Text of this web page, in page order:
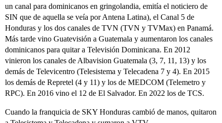
un canal para dominicanos en gringolandia, emitía el noticiero de
SIN que de aquella se veía por Antena Latina), el Canal 5 de
Honduras y los dos canales de TVN (TVN y TVMax) en Panamá.
Más tarde vino Guatevisión a Guatemala y aumentaron los canales
dominicanos para quitar a Televisión Dominicana. En 2012
vinieron los canales de Albavision Guatemala (3, 7, 11, 13) y los
demás de Televicentro (Telesistema y Telecadena 7 y 4). En 2015
los demás de Repretel (4 y 11) y los de MEDCOM (Telemetro y
RPC). En 2016 vino el 12 de El Salvador. En 2022 los de TCS.
Cuando la franquicia de SKY Honduras cambió de manos, quitaron